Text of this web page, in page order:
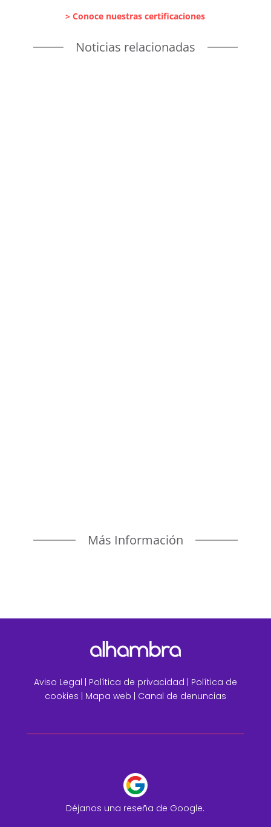
> Conoce nuestras certificaciones
Noticias relacionadas
Más Información
Aviso Legal Política de privacidad | Política de
cookies | Mapa web Canal de denuncias
Déjanos una reseña de Google.